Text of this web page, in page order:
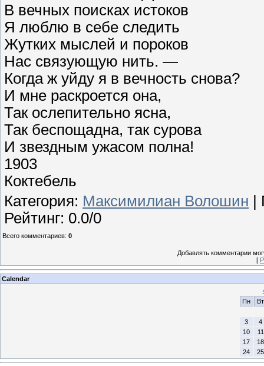
В вечных поисках истоков
Я люблю в себе следить
Жутких мыслей и пороков
Нас связующую нить. —
Когда ж уйду я в вечность снова?
И мне раскроется она,
Так ослепительно ясна,
Так беспощадна, так сурова
И звездным ужасом полна!
1903
Коктебель
Категория: Максимилиан Волошин
Рейтинг: 0.0/0
Всего комментариев: 0
Добавлять комментарии
[
Calendar
Пн
Вт
3
4
10
11
17
18
24
25